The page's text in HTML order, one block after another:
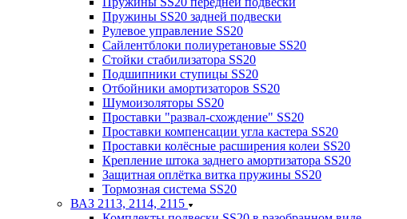
Пружины SS20 задней подвески
Рулевое управление SS20
Сайлентблоки полиуретановые SS20
Стойки стабилизатора SS20
Подшипники ступицы SS20
Отбойники амортизаторов SS20
Шумоизоляторы SS20
Проставки "развал-схождение" SS20
Проставки компенсации угла кастера SS20
Проставки колёсные расширения колеи SS20
Крепление штока заднего амортизатора SS20
Защитная оплётка витка пружины SS20
Тормозная система SS20
ВАЗ 2113, 2114, 2115